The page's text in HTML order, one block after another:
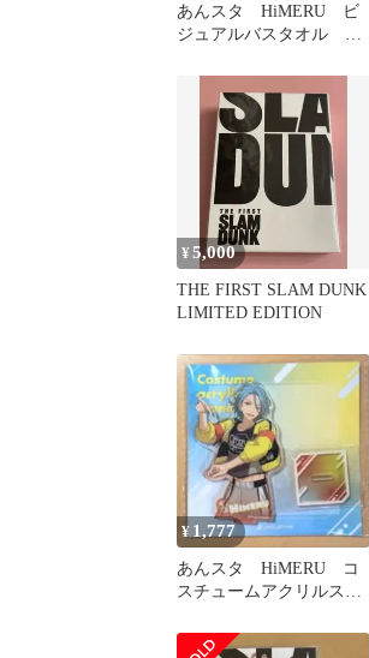
あんスタ HiMERU ビ
ジュアルバスタオル 秘
¥5,000
THE FIRST SLAM DUNK
LIMITED EDITION
¥ 1,777
あんスタ HiMERU コ
スチュームアクリルスタ